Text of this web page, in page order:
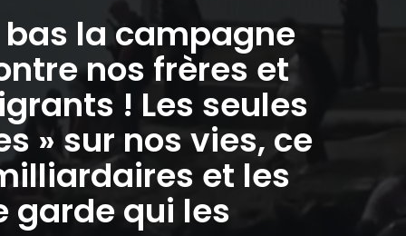
bas la campagne
nos frères et
! Les seules
» sur nos vies, ce
et les
garde qui les